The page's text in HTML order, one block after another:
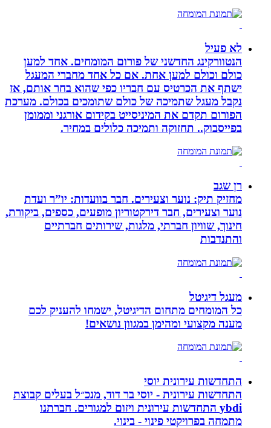
לא פעיל
הנטוורקינג החדשני של פורום המומחים. אחד למען
כולם וכולם למען אחת. אם כל אחד מחברי המעגל
ישתף את הכרטיס עם חבריו כפי שהוא בחר אותם, אז
נקבל מעגל שתמיכה של כולם שתומכים בכולם. מערכת
הפורום תקדם את המיניסייט בקידום אורגני וממומן
בפייסבוק.. תחזוקה ותמיכה כלולים במחיר.
רן שגב
מחזיק תיק: נוער וצעירים. חבר בוועדות: יו”ר ועדת
נוער וצעירים, חבר דירקטוריון מופעים, כספים, ביקורת,
חינוך, שוויון חברתי, מלגות, שירותים חברתיים
והתנדבות
מעגל דיגיטל
כל המומחים מתחום הדיגיטל, ישמחו להעניק לכם
מענה מקצועי ומהימן במגוון נושאים!
התחדשות עירונית יוסי
התחדשות עירונית - יוסי בר דוד, מנכ״ל בעלים קבוצת
ybdi התחדשות עירונית ויזום למגורים. חברתנו
מתמחה בפרויקטי פינוי - בינוי.